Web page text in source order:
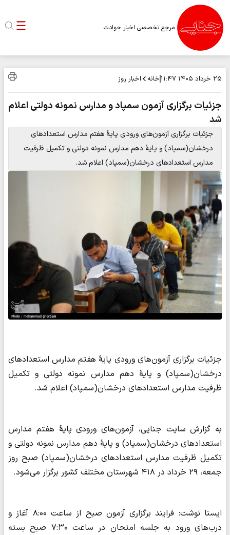
مرجع تخصصی اخبار حوادث
۲۵ خرداد ۱۴۰۵ ۱۱:۴۷ خانه اخبار روز
جزئیات برگزاری آزمون سمپاد و مدارس نمونه دولتی اعلام
شد
جزئیات برگزاری آزمون‌های ورودی پایۀ هفتم مدارس استعدادهای
درخشان(سمپاد) و پایۀ دهم مدارس نمونه دولتی و تکمیل ظرفیت
مدارس استعدادهای درخشان(سمپاد) اعلام شد.
جزئیات برگزاری آزمون‌های ورودی پایۀ هفتم مدارس استعدادهای
درخشان(سمپاد) و پایۀ دهم مدارس نمونه دولتی و تکمیل
ظرفیت مدارس استعدادهای درخشان(سمپاد) اعلام شد.
به گزارش سایت جنایی، آزمون‌های ورودی پایۀ هفتم مدارس
استعدادهای درخشان(سمپاد) و پایۀ دهم مدارس نمونه دولتی و
تکمیل ظرفیت مدارس استعدادهای درخشان(سمپاد) صبح روز
جمعه، ۲۹ خرداد در ۴۱۸ شهرستان مختلف کشور برگزار می‌شود.
ایسنا نوشت: فرایند برگزاری آزمون صبح از ساعت ۸:۰۰ آغاز و
درب‌های ورود به جلسه امتحان در ساعت ۷:۳۰ صبح بسته